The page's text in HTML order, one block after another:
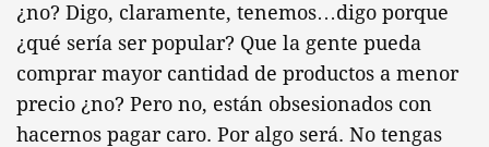
¿no? Digo, claramente, tenemos…digo porque
¿qué sería ser popular? Que la gente pueda
comprar mayor cantidad de productos a menor
precio ¿no? Pero no, están obsesionados con
hacernos pagar caro. Por algo será. No tengas